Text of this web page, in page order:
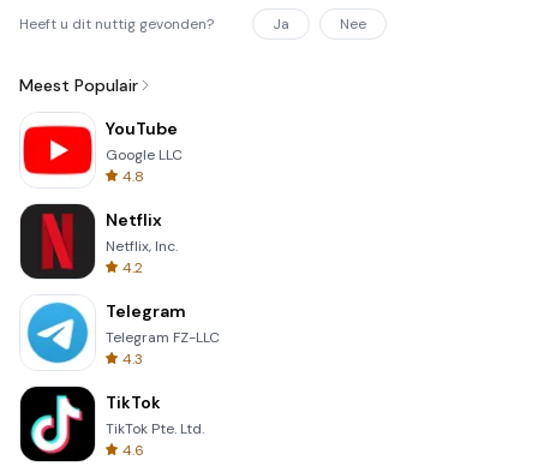
Heeft u dit nuttig gevonden? Ja Nee
Meest Populair
YouTube
Google LLC
4.8
Netflix
Netflix, Inc.
4.2
Telegram
Telegram FZ-LLC
4.3
TikTok
TikTok Pte. Ltd.
4.6